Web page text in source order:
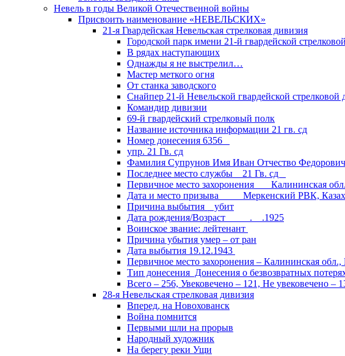
Невель в годы Великой Отечественной войны
Присвоить наименование «НЕВЕЛЬСКИХ»
21-я Гвардейская Невельская стрелковая дивизия
Городской парк имени 21-й гвардейской
В рядах наступающих
Однажды я не выстрелил…
Мастер меткого огня
От станка заводского
Снайпер 21-й Невельской гвардейской стрелковой
Командир дивизии
69-й гвардейский стрелковый полк
Название источника информации 21 гв. сд
Номер донесения 6356
упр. 21 Гв. сд
Фамилия Супрунов Имя Иван Отчество Федорович
Последнее место службы 21 Гв. сд
Первичное место захоронения Калининская
Дата и место призыва Меркенский РВК,
Причина выбытия убит
Дата рождения/Возраст __.__.1925
Воинское звание: лейтенант
Причина убытия умер – от ран
Дата выбытия 19.12.1943
Первичное место захоронения – Калининская
Тип донесения Донесения о безвозвратных
Всего – 256, Увековечено – 121, Не увековечено –
28-я Невельская стрелковая дивизия
Вперед, на Новохованск
Война помнится
Первыми шли на прорыв
Народный художник
На берегу реки Ущи